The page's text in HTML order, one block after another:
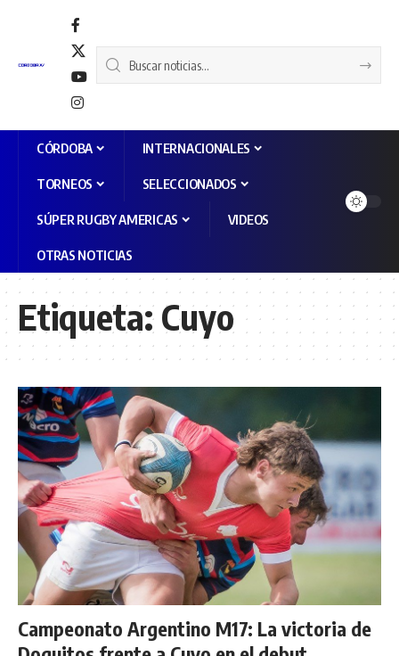
CÓRDOBA INTERNACIONALES
TORNEOS SELECCIONADOS
SÚPER RUGBY AMERICAS VIDEOS
OTRAS NOTICIAS
Etiqueta:Cuyo
Campeonato Argentino M17: La victoria de